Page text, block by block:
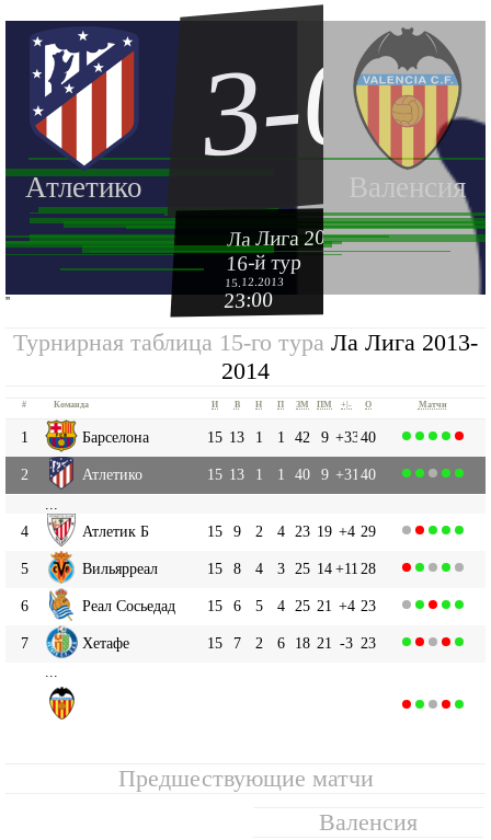
Атлетико Валенсия
3-0
Ла Лига 2013-2014
16-й тур
15.12.2013
23:00
''
Турнирная таблица 15-го тура Ла Лига 2013-
2014
# Команда И В Н П ЗМ ПМ +|- О Матчи
1 Барселона 15 13 1 1 42 9 +3340
2 Атлетико 15 13 1 1 40 9 +3140
4
Атлетик Б 15 9 2 4 23 19 +4 29
5 Вильярреал 15 8 4 3 25 14+11 28
6 Реал Сосьедад 15 6 5 4 25 21 +4 23
7 Хетафе 15 7 2 6 18 21 -3 23
Предшествующие матчи
Валенсия